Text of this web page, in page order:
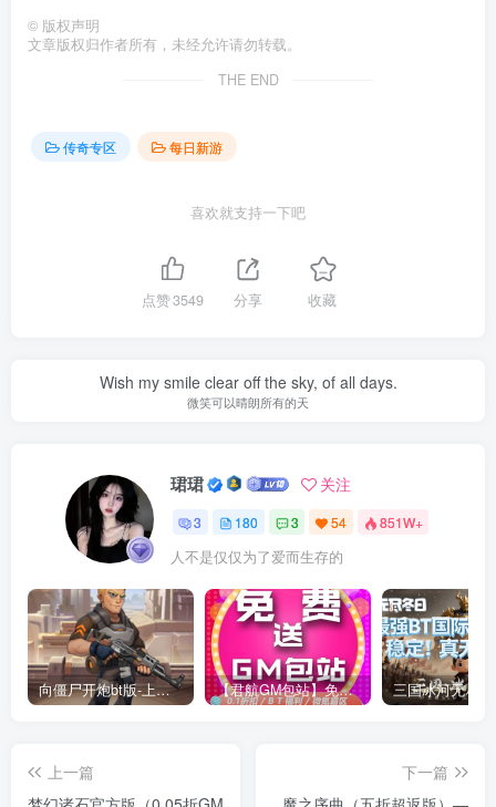
© 版权声明
文章版权归作者所有，未经允许请勿转载。
THE END
传奇专区 每日新游
喜欢就支持一下吧
点赞3549 分享 收藏
Wish my smile clear off the sky, of all days.
微笑可以晴朗所有的天
珺珺 关注
3 180 3 54 851W+
人不是仅仅为了爱而生存的
向僵尸开炮bt版-上线58w钻石绝世炫彩等宝石！万人联网！稳定2年！ 【君航GM包站】免费包站！免费领卡密！
上一篇
下一篇